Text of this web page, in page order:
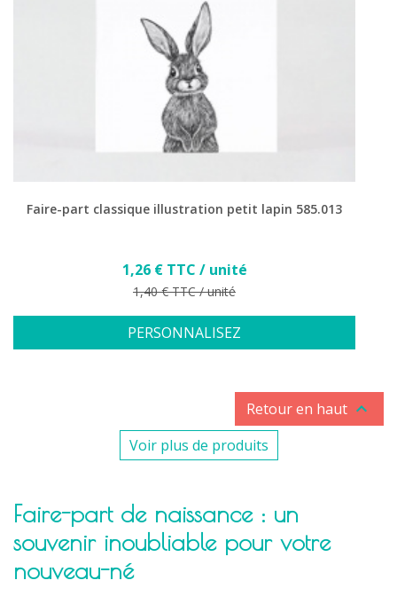
Faire-part classique illustration petit lapin 585.013
Prix
1,26 € TTC / unité
Prix de base
1,40 € TTC / unité
PERSONNALISEZ
Retour en haut 
Voir plus de produits
Faire-part de naissance : un
souvenir inoubliable pour votre
nouveau-né